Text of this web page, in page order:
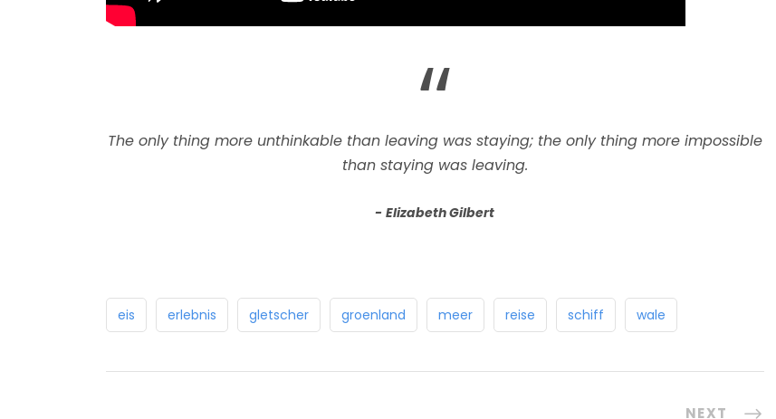
“
The only thing more unthinkable than leaving was staying; the only thing more impossible
than staying was leaving.
Elizabeth Gilbert
eis erlebnis gletscher groenland meer reise schiff wale
NEXT